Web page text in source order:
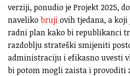
verziji, ponudio je Projekt 2025,
navelikobrujiovih tjedana, a
radni plan kako bi republikanci
razdoblju strateški smijeniti
administraciju i efikasno uvesti
bi potom mogli zaista i provoditi